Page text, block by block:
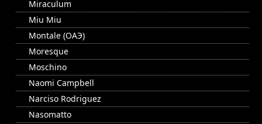
Miraculum
Miu Miu
Montale (ОАЭ)
Moresque
Moschino
Naomi Campbell
Narciso Rodriguez
Nasomatto